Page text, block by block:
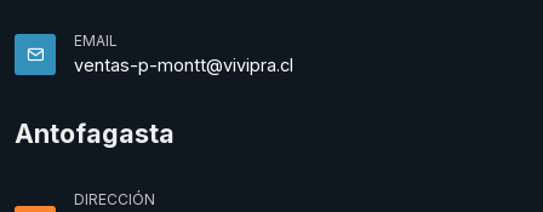
EMAIL
ventas-p-montt@vivipra.cl
Antofagasta
DIRECCIÓN